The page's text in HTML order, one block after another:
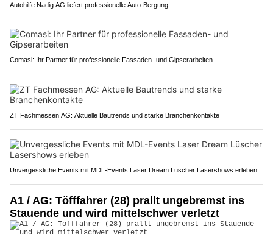
Autohilfe Nadig AG liefert professionelle Auto‑Bergung
Comasi: Ihr Partner für professionelle Fassaden- und Gipserarbeiten
ZT Fachmessen AG: Aktuelle Bautrends und starke Branchenkontakte
Unvergessliche Events mit MDL-Events Laser Dream Lüscher Lasershows erleben
A1 / AG: Töfffahrer (28) prallt ungebremst ins
Stauende und wird mittelschwer verletzt